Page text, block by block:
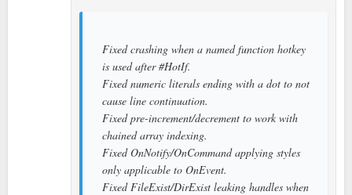
Fixed crashing when a named function hotkey
is used after #HotIf.
Fixed numeric literals ending with a dot to not
cause line continuation.
Fixed pre-increment/decrement to work with
chained array indexing.
Fixed OnNotify/OnCommand applying styles
only applicable to OnEvent.
Fixed FileExist/DirExist leaking handles when